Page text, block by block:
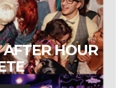
HOUR